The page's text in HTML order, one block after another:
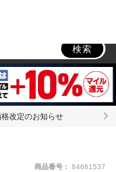
検索
改定のお知らせ
商品番号： 84661537